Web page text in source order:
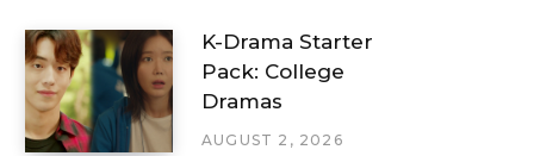
K-Drama Starter
Pack: College
Dramas
AUGUST 2, 2026